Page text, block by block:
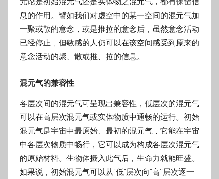
息的作用。譬如我们对虚空中的某一空间的混元气加
一聚或散的意念，或是推拉的意念后，虽然意念活动
已经停止，但敏感的人仍可以在该空间感受到原来的
意念活动的聚、散或推、拉的信息。
混元气的兼容性
各层次间的混元气可呈现出兼容性，低层次的混元气
可以在高层次混元气或实体物质中通畅的运行。初始
混元气是宇宙中最原始、最初的混元气，它能在宇宙
中各层次物质中畅行，它可以成为构成各层次混元气
的原始材料。生物体摄入此气后，生命力就能旺盛。
如果说，初始混元气可以从“低”层次向“高’’层次逐一